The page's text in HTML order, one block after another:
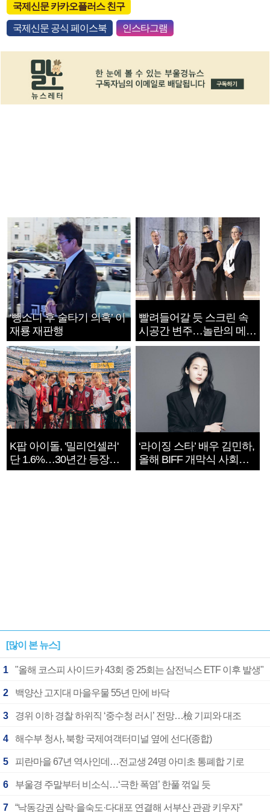
국제신문 카카오플러스 친구
국제신문 공식 페이스북 인스타그램
‘뺑소니 후 술타기 의혹’ 이
재룡 재판행
빨려들어갈 듯 스크린 속
시공간 변주…놀란의 메시
지는 ‘전쟁 속죄’
K팝 아이돌, '밀리언셀러'
단 1.6%…30년간 등장
1182개팀 전수조사
‘라이징 스타’ 배우 김민하,
올해 BIFF 개막식 사회자
확정
[많이 본 뉴스]
1 "올해 코스피 사이드카 43회 중 25회는 삼전닉스 ETF 이후 발생"
2 백양산 고지대 마을우물 55년 만에 바닥
3 경위 이하 경찰 하위직 ‘중수청 러시’ 전망…檢 기피와 대조
4 해수부 청사, 북항 국제여객터미널 옆에 선다(종합)
5 피란마을 67년 역사인데…전교생 24명 아미초 통폐합 기로
6 부울경 주말부터 비소식…‘극한 폭염’ 한풀 꺾일 듯
7 “낙동강권 삼락·을숙도·다대포 연결해 서부산 관광 키우자”